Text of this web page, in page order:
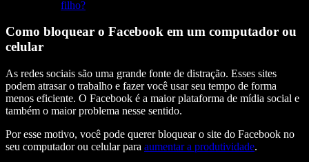
filho?
Como bloquear o Facebook em um computador ou
celular
As redes sociais são uma grande fonte de distração. Esses sites
podem atrasar o trabalho e fazer você usar seu tempo de forma
menos eficiente. O Facebook é a maior plataforma de mídia social e
também o maior problema nesse sentido.
Por esse motivo, você pode querer bloquear o site do Facebook no
seu computador ou celular para aumentar a produtividade.